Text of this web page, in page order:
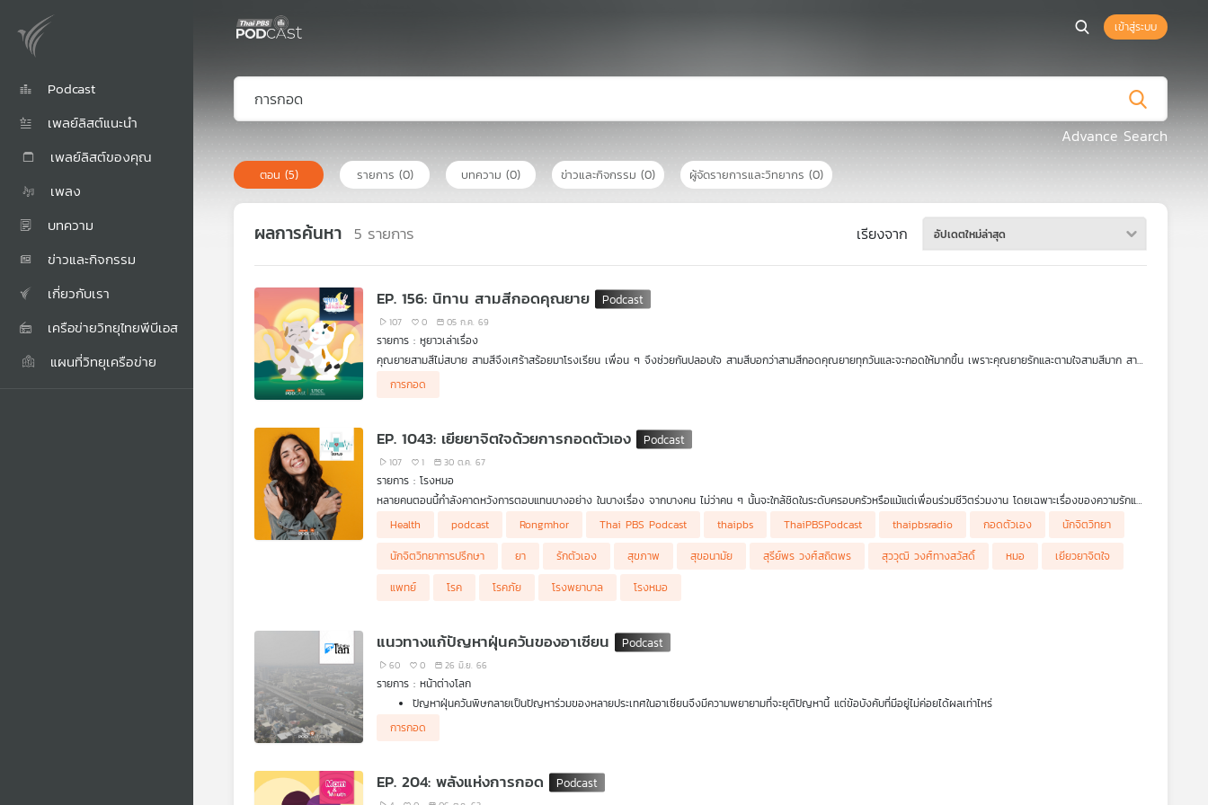
Podcast
เพลย์ลิสต์แนะนำ
เพลย์ลิสต์ของคุณ
เพลง
บทความ
ข่าวและกิจกรรม
เกี่ยวกับเรา
เครือข่ายวิทยุไทยพีบีเอส
แผนที่วิทยุเครือข่าย
เข้าสู่ระบบ
Advance Search
ตอน (5) รายการ (0) บทความ (0) ข่าวและกิจกรรม (0) ผู้จัดรายการและวิทยากร (0)
ผลการค้นหา 5 รายการ เรียงจาก อัปเดตใหม่ล่าสุด
EP. 156: นิทาน สามสีกอดคุณยาย
107 0 05 ก.ค. 69
รายการ : หูยาวเล่าเรื่อง
คุณยายสามสีไม่สบาย สามสีจึงเศร้าสร้อยมาโรงเรียน เพื่อน ๆ จึงช่วยกันปลอบใจ สามสีบอกว่าสามสีกอดคุณยายทุกวันและจะกอดให้มากขึ้น เพราะคุณยายรักและตามใจสามสีมาก สาม
การกอด
EP. 1043: เยียยาจิตใจด้วยการกอดตัวเอง
107 1 30 ต.ค. 67
รายการ : โรงหมอ
หลายคนตอนนี้กำลังคาดหวังการตอบแทนบางอย่าง ในบางเรื่อง จากบางคน ไม่ว่าคน ๆ นั้นจะใกล้ชิดในระดับครอบครัวหรือแม้แต่เพื่อนร่วมชีวิตร่วมงาน โดยเฉพาะเรื่องของความรักและ
ความใส่ใจ แต่เมื่อสิ่งต่าง ๆ ไม่เป็นตามที่คาดหวังเอาไว้แน่นอนความเสียใจย่อมเกิดขึ้น จะมากหรือน้อยก็ขึ้นอยู่กับความเข้มแข็งของแต่ละคน แต่สิ่งสุดท้ายลองกลับมากอดตัวเองดูบ้าง
รักตัวเองดูบ้าง อยู่กับตัวเองดูบ้าง จะได้รู้ว่าจริง ๆ แล้วต้องการอะไรกันแน่ การเยียวยาด้วยการกอดตัวเอง ทำอย่างไร ทำไมต้องทำ รายการ โรงหมอ
Health podcast Rongmhor Thai PBS Podcast thaipbs ThaiPBSPodcast thaipbsradio กอดตัวเอง
นักจิตวิทยา
นักจิตวิทยาการปรึกษา
ยา รักตัวเอง สุขภาพ สุขอนามัย สุรีย์พร วงศ์สถิตพร สุววุฒิ วงศ์ทางสวัสดิ์ หมอ
เยียวยาจิตใจ
แพทย์
โรค โรคภัย โรงพยาบาล โรงหมอ
แนวทางแก้ปัญหาฝุ่นควันของอาเซียน
60 0 26 มิ.ย. 66
รายการ : หน้าต่างโลก
ปัญหาฝุ่นควันพิษกลายเป็นปัญหาร่วมของหลายประเทศในอาเซียนจึงมีความพยายามที่จะยุติปัญหานี้ แต่ข้อบังคับที่มีอยู่ไม่ค่อยได้ผลเท่าไหร่
เด็กมีภูมิคุ้มกันจากการติดเชื้อมากขึ้น
การกอด
EP. 204: พลังแห่งการกอด